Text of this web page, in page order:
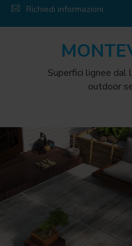
Richiedi informazioni
Superfici lignee dal
outdoor